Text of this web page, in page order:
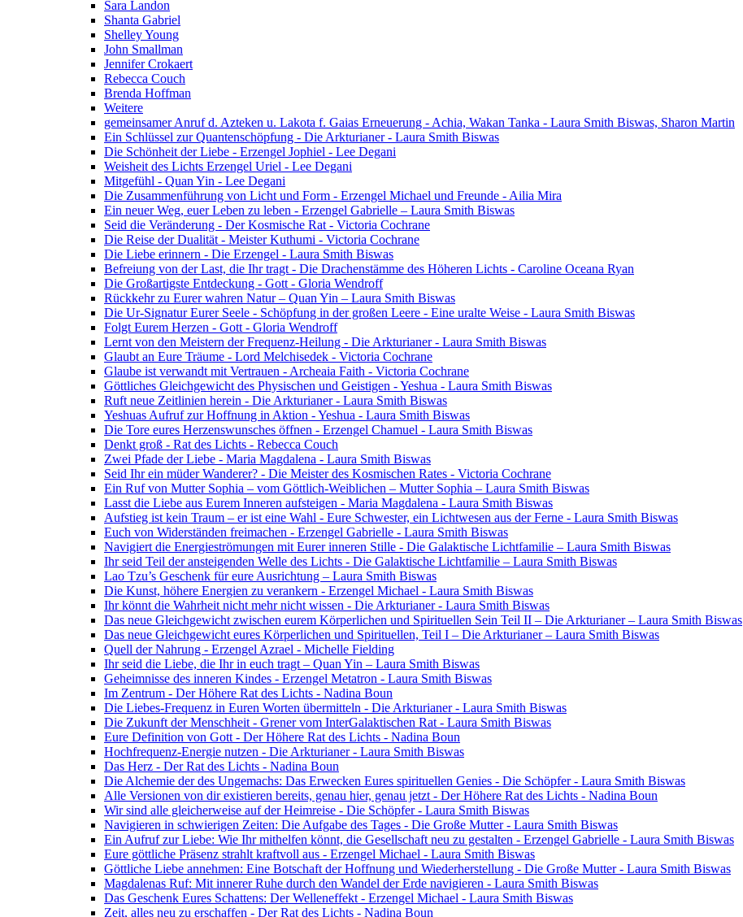
Sara Landon
Shanta Gabriel
Shelley Young
John Smallman
Jennifer Crokaert
Rebecca Couch
Brenda Hoffman
Weitere
gemeinsamer Anruf d. Azteken u. Lakota f. Gaias Erneuerung - Achia, Wakan Tanka - Laura Smith Biswas, Sharon Martin
Ein Schlüssel zur Quantenschöpfung - Die Arkturianer - Laura Smith Biswas
Die Schönheit der Liebe - Erzengel Jophiel - Lee Degani
Weisheit des Lichts Erzengel Uriel - Lee Degani
Mitgefühl - Quan Yin - Lee Degani
Die Zusammenführung von Licht und Form - Erzengel Michael und Freunde - Ailia Mira
Ein neuer Weg, euer Leben zu leben - Erzengel Gabrielle – Laura Smith Biswas
Seid die Veränderung - Der Kosmische Rat - Victoria Cochrane
Die Reise der Dualität - Meister Kuthumi - Victoria Cochrane
Die Liebe erinnern - Die Erzengel - Laura Smith Biswas
Befreiung von der Last, die Ihr tragt - Die Drachenstämme des Höheren Lichts - Caroline Oceana Ryan
Die Großartigste Entdeckung - Gott - Gloria Wendroff
Rückkehr zu Eurer wahren Natur – Quan Yin – Laura Smith Biswas
Die Ur-Signatur Eurer Seele - Schöpfung in der großen Leere - Eine uralte Weise - Laura Smith Biswas
Folgt Eurem Herzen - Gott - Gloria Wendroff
Lernt von den Meistern der Frequenz-Heilung - Die Arkturianer - Laura Smith Biswas
Glaubt an Eure Träume - Lord Melchisedek - Victoria Cochrane
Glaube ist verwandt mit Vertrauen - Archeaia Faith - Victoria Cochrane
Göttliches Gleichgewicht des Physischen und Geistigen - Yeshua - Laura Smith Biswas
Ruft neue Zeitlinien herein - Die Arkturianer - Laura Smith Biswas
Yeshuas Aufruf zur Hoffnung in Aktion - Yeshua - Laura Smith Biswas
Die Tore eures Herzenswunsches öffnen - Erzengel Chamuel - Laura Smith Biswas
Denkt groß - Rat des Lichts - Rebecca Couch
Zwei Pfade der Liebe - Maria Magdalena - Laura Smith Biswas
Seid Ihr ein müder Wanderer? - Die Meister des Kosmischen Rates - Victoria Cochrane
Ein Ruf von Mutter Sophia – vom Göttlich-Weiblichen – Mutter Sophia – Laura Smith Biswas
Lasst die Liebe aus Eurem Inneren aufsteigen - Maria Magdalena - Laura Smith Biswas
Aufstieg ist kein Traum – er ist eine Wahl - Eure Schwester, ein Lichtwesen aus der Ferne - Laura Smith Biswas
Euch von Widerständen freimachen - Erzengel Gabrielle - Laura Smith Biswas
Navigiert die Energieströmungen mit Eurer inneren Stille - Die Galaktische Lichtfamilie – Laura Smith Biswas
Ihr seid Teil der ansteigenden Welle des Lichts - Die Galaktische Lichtfamilie – Laura Smith Biswas
Lao Tzu’s Geschenk für eure Ausrichtung – Laura Smith Biswas
Die Kunst, höhere Energien zu verankern - Erzengel Michael - Laura Smith Biswas
Ihr könnt die Wahrheit nicht mehr nicht wissen - Die Arkturianer - Laura Smith Biswas
Das neue Gleichgewicht zwischen eurem Körperlichen und Spirituellen Sein Teil II – Die Arkturianer – Laura Smith Biswas
Das neue Gleichgewicht eures Körperlichen und Spirituellen, Teil I – Die Arkturianer – Laura Smith Biswas
Quell der Nahrung - Erzengel Azrael - Michelle Fielding
Ihr seid die Liebe, die Ihr in euch tragt – Quan Yin – Laura Smith Biswas
Geheimnisse des inneren Kindes - Erzengel Metatron - Laura Smith Biswas
Im Zentrum - Der Höhere Rat des Lichts - Nadina Boun
Die Liebes-Frequenz in Euren Worten übermitteln - Die Arkturianer - Laura Smith Biswas
Die Zukunft der Menschheit - Grener vom InterGalaktischen Rat - Laura Smith Biswas
Eure Definition von Gott - Der Höhere Rat des Lichts - Nadina Boun
Hochfrequenz-Energie nutzen - Die Arkturianer - Laura Smith Biswas
Das Herz - Der Rat des Lichts - Nadina Boun
Die Alchemie der des Ungemachs: Das Erwecken Eures spirituellen Genies - Die Schöpfer - Laura Smith Biswas
Alle Versionen von dir existieren bereits, genau hier, genau jetzt - Der Höhere Rat des Lichts - Nadina Boun
Wir sind alle gleicherweise auf der Heimreise - Die Schöpfer - Laura Smith Biswas
Navigieren in schwierigen Zeiten: Die Aufgabe des Tages - Die Große Mutter - Laura Smith Biswas
Ein Aufruf zur Liebe: Wie Ihr mithelfen könnt, die Gesellschaft neu zu gestalten - Erzengel Gabrielle - Laura Smith Biswas
Eure göttliche Präsenz strahlt kraftvoll aus - Erzengel Michael - Laura Smith Biswas
Göttliche Liebe annehmen: Eine Botschaft der Hoffnung und Wiederherstellung - Die Große Mutter - Laura Smith Biswas
Magdalenas Ruf: Mit innerer Ruhe durch den Wandel der Erde navigieren - Laura Smith Biswas
Das Geschenk Eures Schattens: Der Welleneffekt - Erzengel Michael - Laura Smith Biswas
Zeit, alles neu zu erschaffen - Der Rat des Lichts - Nadina Boun